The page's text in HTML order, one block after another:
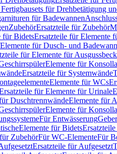
für Drehbetätigung
für Badewannen
ZubehörErsatzteile für Zubehör
für BidetsErsatzteile für Elemente
Elemente für Dusch- und
für Elemente für
Elemente für
Ersatzteile für Systemwände
Elemente für WCs
für Elemente für Urinale
DuschtrennwändeElemente für
Elemente für
Für Entwässerung
Elemente für Bidets
ZubehörFür WC-ElementeFür
Ersatzteile für Aufgesetzt